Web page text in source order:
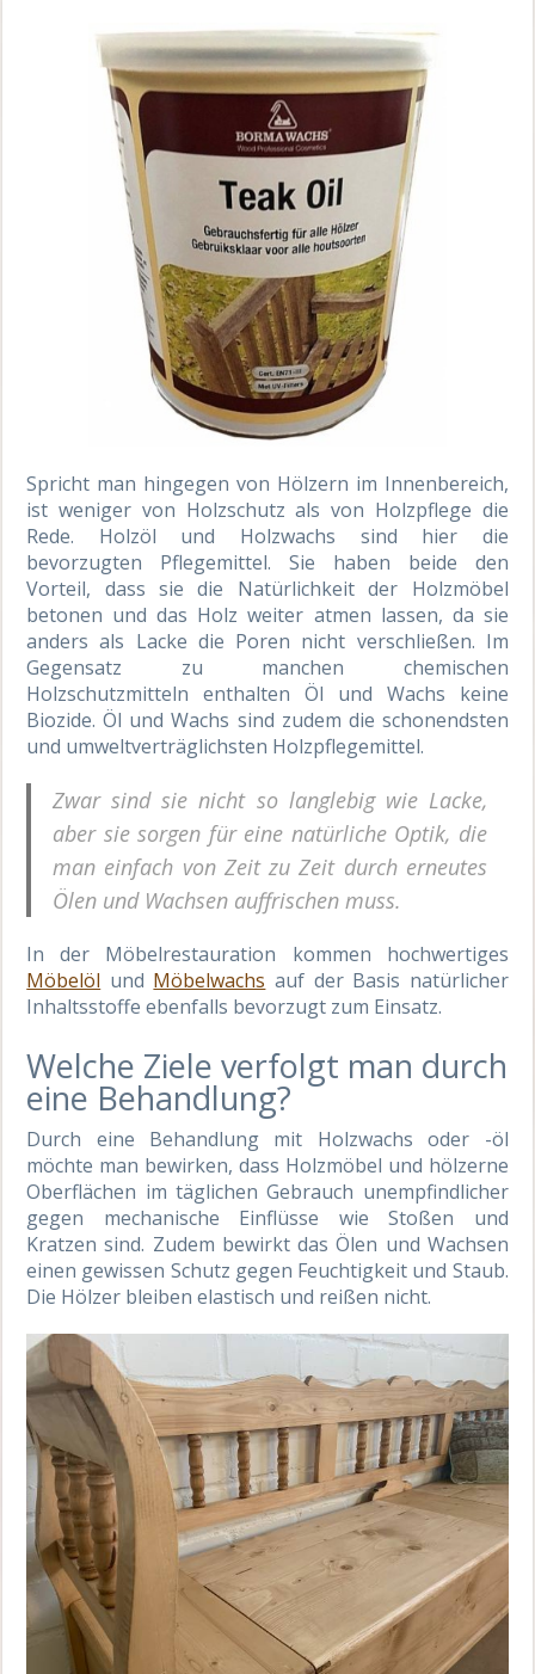
Spricht man hingegen von Hölzern im Innenbereich,
ist weniger von Holzschutz als von Holzpflege die
Rede. Holzöl und Holzwachs sind hier die
bevorzugten Pflegemittel. Sie haben beide den
Vorteil, dass sie die Natürlichkeit der Holzmöbel
betonen und das Holz weiter atmen lassen, da sie
anders als Lacke die Poren nicht verschließen. Im
Gegensatz zu manchen chemischen
Holzschutzmitteln enthalten Öl und Wachs keine
Biozide. Öl und Wachs sind zudem die schonendsten
und umweltverträglichsten Holzpflegemittel.
Zwar sind sie nicht so langlebig wie Lacke,
aber sie sorgen für eine natürliche Optik, die
man einfach von Zeit zu Zeit durch erneutes
Ölen und Wachsen auffrischen muss.
In der Möbelrestauration kommen hochwertiges
Möbelöl und Möbelwachs auf der Basis natürlicher
Inhaltsstoffe ebenfalls bevorzugt zum Einsatz.
Welche Ziele verfolgt man durch
eine Behandlung?
Durch eine Behandlung mit Holzwachs oder -öl
möchte man bewirken, dass Holzmöbel und hölzerne
Oberflächen im täglichen Gebrauch unempfindlicher
gegen mechanische Einflüsse wie Stoßen und
Kratzen sind. Zudem bewirkt das Ölen und Wachsen
einen gewissen Schutz gegen Feuchtigkeit und Staub.
Die Hölzer bleiben elastisch und reißen nicht.